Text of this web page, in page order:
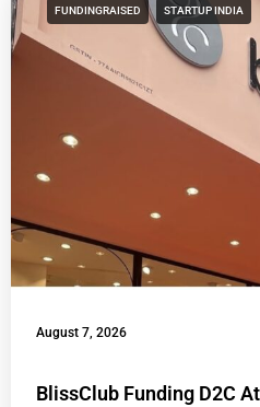
FUNDINGRAISED STARTUP INDIA
August 7, 2026
BlissClub Funding D2C